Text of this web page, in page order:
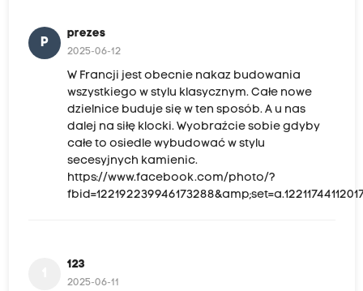
P
prezes
2025-06-12
W Francji jest obecnie nakaz budowania
wszystkiego w stylu klasycznym. Całe nowe
dzielnice buduje się w ten sposób. A u nas
dalej na siłę klocki. Wyobraźcie sobie gdyby
całe to osiedle wybudować w stylu
secesyjnych kamienic.
https://www.facebook.com/photo/?
123
2025-06-11